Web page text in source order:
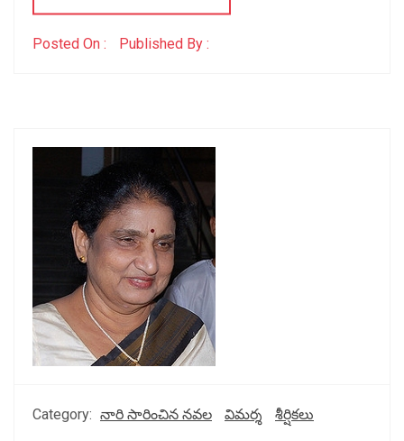
Posted On : Published By :
Category: నారి సారించిన నవల విమర్శ శీర్షికలు